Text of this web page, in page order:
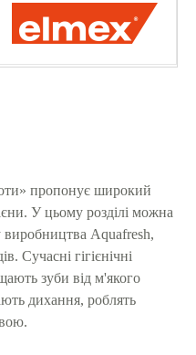
пропонує широкий
У цьому розділі можна
виробництва Aquafresh,
Сучасні гігієнічні
зуби від м'якого
дихання, роблять